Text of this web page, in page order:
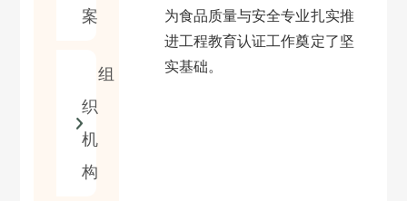
案
组
织
机
构
为食品质量与安全专业扎实推
进工程教育认证工作奠定了坚
实基础。